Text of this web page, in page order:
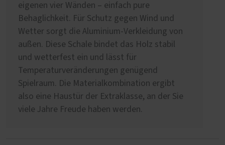
eigenen vier Wänden – einfach pure
Behaglichkeit. Für Schutz gegen Wind und
Wetter sorgt die Aluminium-Verkleidung von
außen. Diese Schale bindet das Holz stabil
und wetterfest ein und lässt für
Temperaturveränderungen genügend
Spielraum. Die Materialkombination ergibt
also eine Haustür der Extraklasse, an der Sie
viele Jahre Freude haben werden.